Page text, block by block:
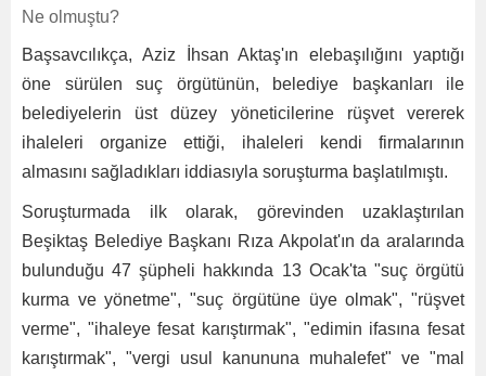
Ne olmuştu?
Başsavcılıkça, Aziz İhsan Aktaş'ın elebaşılığını yaptığı
öne sürülen suç örgütünün, belediye başkanları ile
belediyelerin üst düzey yöneticilerine rüşvet vererek
ihaleleri organize ettiği, ihaleleri kendi firmalarının
almasını sağladıkları iddiasıyla soruşturma başlatılmıştı.
Soruşturmada ilk olarak, görevinden uzaklaştırılan
Beşiktaş Belediye Başkanı Rıza Akpolat'ın da aralarında
bulunduğu 47 şüpheli hakkında 13 Ocak'ta "suç örgütü
kurma ve yönetme", "suç örgütüne üye olmak", "rüşvet
verme", "ihaleye fesat karıştırmak", "edimin ifasına fesat
karıştırmak", "vergi usul kanununa muhalefet" ve "mal